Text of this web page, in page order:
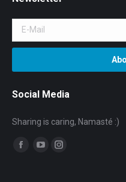
Social Media
Sharing is caring, Namasté :)
FacebookYouTubeInstagram